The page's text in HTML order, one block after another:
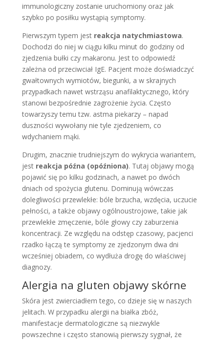
immunologiczny zostanie uruchomiony oraz jak
szybko po posiłku wystąpią symptomy.
Pierwszym typem jest reakcja natychmiastowa.
Dochodzi do niej w ciągu kilku minut do godziny od
zjedzenia bułki czy makaronu. Jest to odpowiedź
zależna od przeciwciał IgE. Pacjent może doświadczyć
gwałtownych wymiotów, biegunki, a w skrajnych
przypadkach nawet wstrząsu anafilaktycznego, który
stanowi bezpośrednie zagrożenie życia. Często
towarzyszy temu tzw. astma piekarzy – napad
duszności wywołany nie tyle zjedzeniem, co
wdychaniem mąki.
Drugim, znacznie trudniejszym do wykrycia wariantem,
jest reakcja późna (opóźniona). Tutaj objawy mogą
pojawić się po kilku godzinach, a nawet po dwóch
dniach od spożycia glutenu. Dominują wówczas
dolegliwości przewlekłe: bóle brzucha, wzdęcia, uczucie
pełności, a także objawy ogólnoustrojowe, takie jak
przewlekłe zmęczenie, bóle głowy czy zaburzenia
koncentracji. Ze względu na odstęp czasowy, pacjenci
rzadko łączą te symptomy ze zjedzonym dwa dni
wcześniej obiadem, co wydłuża drogę do właściwej
diagnozy.
Alergia na gluten objawy skórne
Skóra jest zwierciadłem tego, co dzieje się w naszych
jelitach. W przypadku alergii na białka zbóż,
manifestacje dermatologiczne są niezwykle
powszechne i często stanowią pierwszy sygnał, że